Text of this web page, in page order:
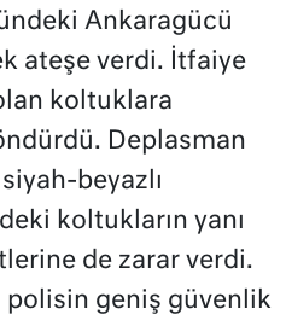
Ankaragücü
ateşe verdi. İtfaiye
koltuklara
Deplasman
beyazlı
koltukların yanı
de zarar verdi.
polisin geniş güvenlik